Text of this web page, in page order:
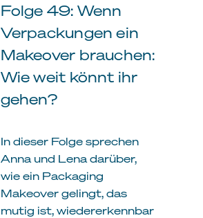
Folge 49: Wenn
Verpackungen ein
Makeover brauchen:
Wie weit könnt ihr
gehen?
In dieser Folge sprechen
Anna und Lena darüber,
wie ein Packaging
Makeover gelingt, das
mutig ist, wiedererkennbar